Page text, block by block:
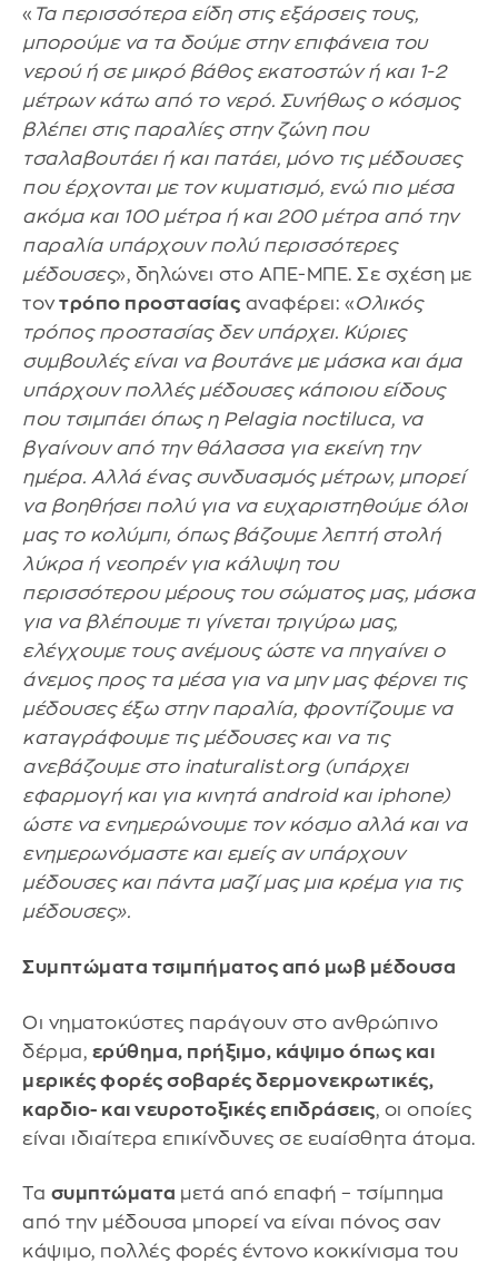
« Τα περισσότερα είδη στις εξάρσεις τους,
μπορούμε να τα δούμε στην επιφάνεια του
νερού ή σε μικρό βάθος εκατοστών ή και 1-2
μέτρων κάτω από το νερό. Συνήθως ο κόσμος
βλέπει στις παραλίες στην ζώνη που
τσαλαβουτάει ή και πατάει, μόνο τις μέδουσες
που έρχονται με τον κυματισμό, ενώ πιο μέσα
ακόμα και 100 μέτρα ή και 200 μέτρα από την
παραλία υπάρχουν πολύ περισσότερες
μέδουσες», δηλώνει στο ΑΠΕ-ΜΠΕ. Σε σχέση με
τον τρόπο προστασίας αναφέρει: «Ολικός
τρόπος προστασίας δεν υπάρχει. Κύριες
συμβουλές είναι να βουτάνε με μάσκα και άμα
υπάρχουν πολλές μέδουσες κάποιου είδους
που τσιμπάει όπως η Pelagia noctiluca, να
βγαίνουν από την θάλασσα για εκείνη την
ημέρα. Αλλά ένας συνδυασμός μέτρων, μπορεί
να βοηθήσει πολύ για να ευχαριστηθούμε όλοι
μας το κολύμπι, όπως βάζουμε λεπτή στολή
λύκρα ή νεοπρέν για κάλυψη του
περισσότερου μέρους του σώματος μας, μάσκα
για να βλέπουμε τι γίνεται τριγύρω μας,
ελέγχουμε τους ανέμους ώστε να πηγαίνει ο
άνεμος προς τα μέσα για να μην μας φέρνει τις
μέδουσες έξω στην παραλία, φροντίζουμε να
καταγράφουμε τις μέδουσες και να τις
ανεβάζουμε στο inaturalist.org (υπάρχει
εφαρμογή και για κινητά android και iphone)
ώστε να ενημερώνουμε τον κόσμο αλλά και να
ενημερωνόμαστε και εμείς αν υπάρχουν
μέδουσες και πάντα μαζί μας μια κρέμα για τις
μέδουσες».
Συμπτώματα τσιμπήματος από μωβ μέδουσα
Οι νηματοκύστες παράγουν στο ανθρώπινο
δέρμα, ερύθημα, πρήξιμο, κάψιμο όπως και
μερικές φορές σοβαρές δερμονεκρωτικές,
καρδιο- και νευροτοξικές επιδράσεις, οι οποίες
είναι ιδιαίτερα επικίνδυνες σε ευαίσθητα άτομα.
Τα συμπτώματα μετά από επαφή – τσίμπημα
από την μέδουσα μπορεί να είναι πόνος σαν
κάψιμο, πολλές φορές έντονο κοκκίνισμα του